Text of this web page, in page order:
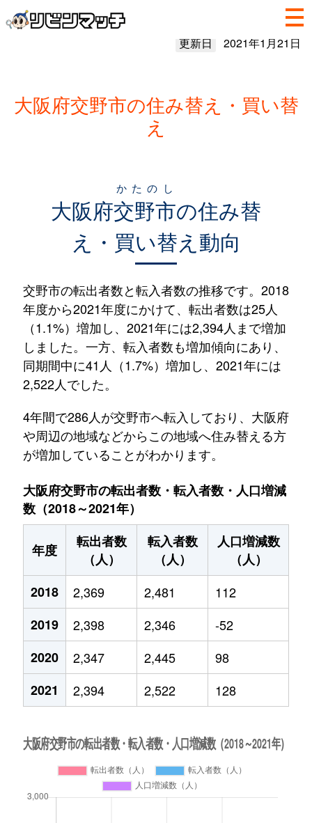
更新日 2021年1月21日
大阪府交野市の住み替え・買い替
え
大阪府交野市
かたのし
の住み替
え・買い替え動向
交野市の転出者数と転入者数の推移です。2018
年度から2021年度にかけて、転出者数は25人
（1.1%）増加し、2021年には2,394人まで増加
しました。一方、転入者数も増加傾向にあり、
同期間中に41人（1.7%）増加し、2021年には
2,522人でした。
4年間で286人が交野市へ転入しており、大阪府
や周辺の地域などからこの地域へ住み替える方
が増加していることがわかります。
大阪府交野市の転出者数・転入者数・人口増減
数（2018～2021年）
年度
転出者数
（人）
転入者数
（人）
人口増減数
（人）
2018
2,369 2,481
112
2019
2,398 2,346
-52
2020
2,347 2,445
98
2021
2,394 2,522 128